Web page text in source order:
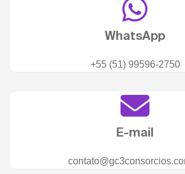
WhatsApp
+55 (51) 99596-2750
E-mail